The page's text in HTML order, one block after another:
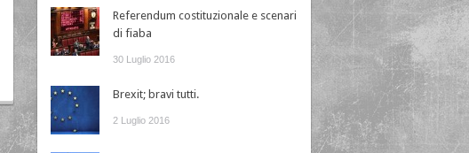
Referendum costituzionale e scenari
di fiaba
30 Luglio 2016
Brexit; bravi tutti.
2 Luglio 2016